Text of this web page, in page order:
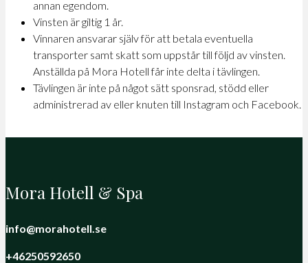
annan egendom.
Vinsten är giltig 1 år.
Vinnaren ansvarar själv för att betala eventuella
transporter samt skatt som uppstår till följd av vinsten.
Anställda på Mora Hotell får inte delta i tävlingen.
Tävlingen är inte på något sätt sponsrad, stödd eller
administrerad av eller knuten till Instagram och Facebook.
Mora Hotell & Spa
info@morahotell.se
+46250592650